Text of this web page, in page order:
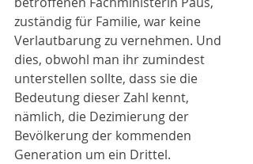
zuständig für Familie, war keine
Verlautbarung zu vernehmen. Und
dies, obwohl man ihr zumindest
unterstellen sollte, dass sie die
Bedeutung dieser Zahl kennt,
nämlich, die Dezimierung der
Bevölkerung der kommenden
Generation um ein Drittel.